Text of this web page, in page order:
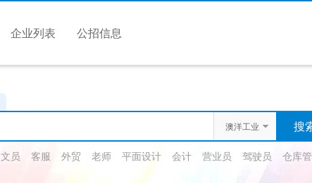
企业列表 公招信息
澳洋工业
园
文员 客服 外贸 老师 平面设计 会计 营业员 驾驶员
仓库